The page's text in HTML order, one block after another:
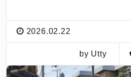
2026.02.22
by Utty